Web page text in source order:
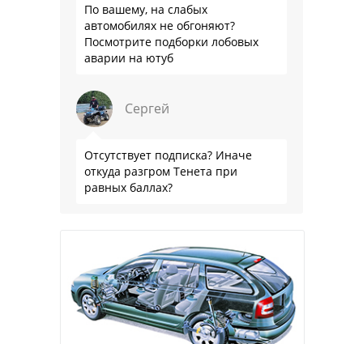
По вашему, на слабых
автомобилях не обгоняют?
Посмотрите подборки лобовых
аварии на ютуб
Сергей
Отсутствует подписка? Иначе
откуда разгром Тенета при
равных баллах?